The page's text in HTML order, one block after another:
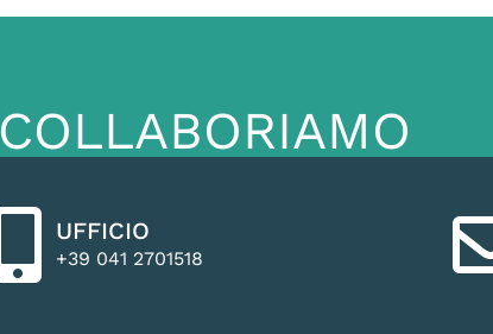
COLLABORIAMO
UFFICIO
+39 041 2701518